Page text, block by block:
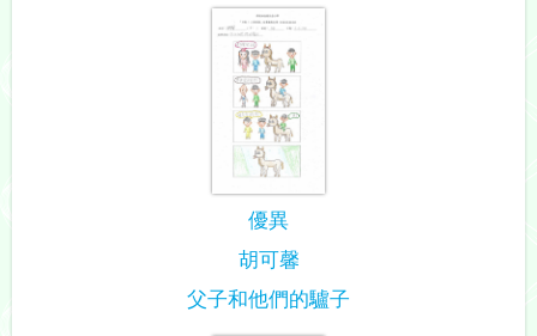
優異
胡可馨
父子和他們的驢子